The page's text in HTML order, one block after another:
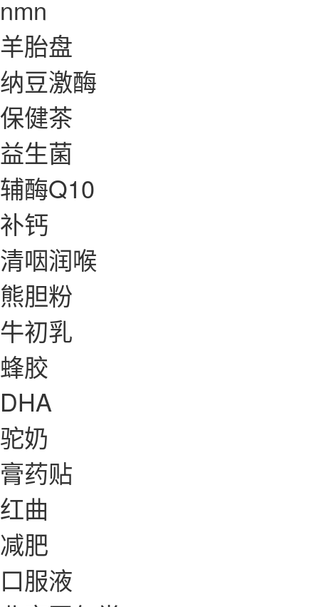
nmn
羊胎盘
纳豆激酶
保健茶
益生菌
辅酶Q10
补钙
清咽润喉
熊胆粉
牛初乳
蜂胶
DHA
驼奶
膏药贴
红曲
减肥
口服液